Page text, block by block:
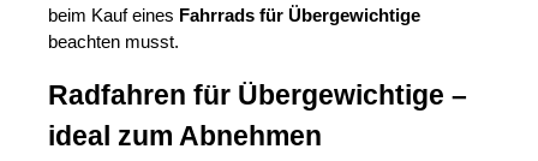
beim Kauf eines Fahrrads für Übergewichtige
beachten musst.
Radfahren für Übergewichtige –
ideal zum Abnehmen